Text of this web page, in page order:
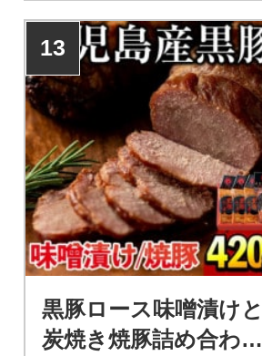
13
黒豚ロース味噌漬けと
炭焼き焼豚詰め合わせ